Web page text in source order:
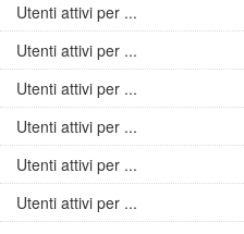
Utenti attivi per ...
Utenti attivi per ...
Utenti attivi per ...
Utenti attivi per ...
Utenti attivi per ...
Utenti attivi per ...